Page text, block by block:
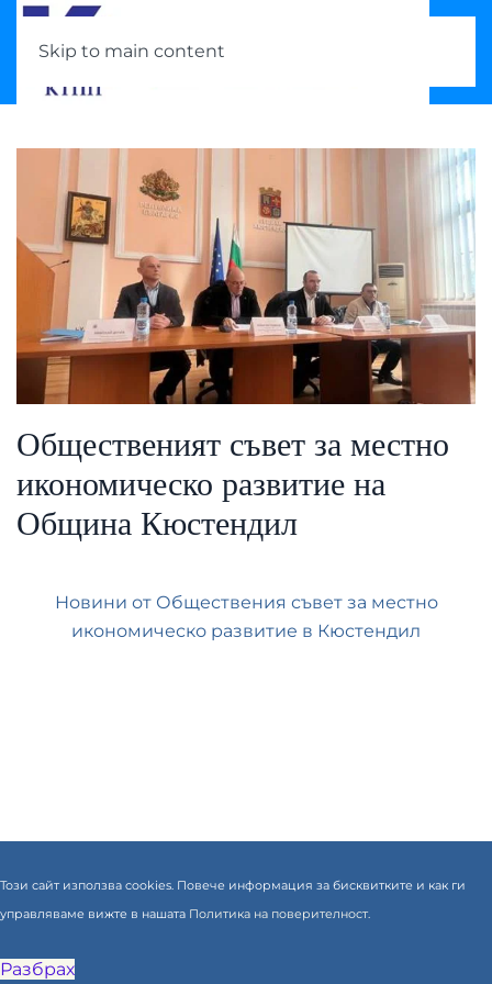
Skip to main content
Общественият съвет за местно
икономическо развитие на
Община Кюстендил
Новини от Обществения съвет за местно
икономическо развитие в Кюстендил
Този сайт използва cookies. Повече информация за бисквитките и как ги
управляваме вижте в нашата Политика на поверителност.
Разбрах